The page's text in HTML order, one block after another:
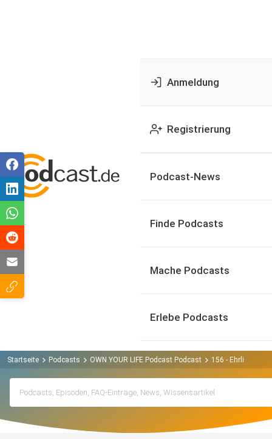
Anmeldung
Registrierung
Podcast-News
Finde Podcasts
Mache Podcasts
Erlebe Podcasts
Startseite Podcasts OWN YOUR LIFE Podcast Podcast 156 - Ehrlicher